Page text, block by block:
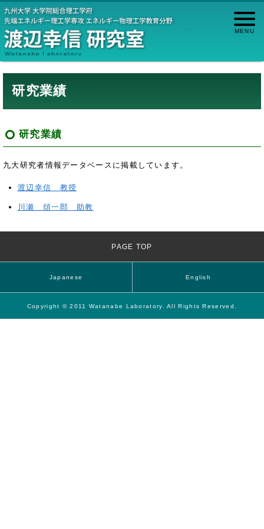
研究業績
研究業績
九大研究者情報データベースに掲載しています。
渡辺幸信 教授
川瀬 頌一郎 助教
PAGE TOP
Japanese English
Copyright © 2011 Watanabe Laboratory. All Rights Reserved.